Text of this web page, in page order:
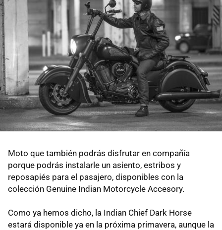
Moto que también podrás disfrutar en compañía
porque podrás instalarle un asiento, estribos y
reposapiés para el pasajero, disponibles con la
colección Genuine Indian Motorcycle Accesory.
Como ya hemos dicho, la Indian Chief Dark Horse
estará disponible ya en la próxima primavera, aunque la